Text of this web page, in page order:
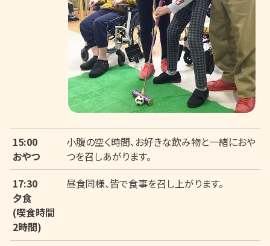
15:00
おやつ
小腹の空く時間、お好きな飲み物と一緒におや
つを召しあがります。
17:30
夕食
(喫食時間
2時間)
昼食同様、皆で食事を召し上がります。